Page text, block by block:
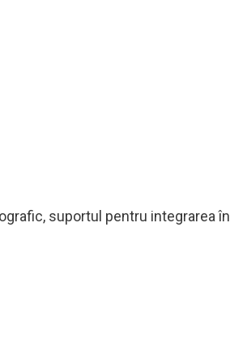
suportul pentru integrarea în